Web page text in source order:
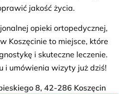
jakość życia.
opieki ortopedycznej,
Koszęcinie to miejsce, które
i skuteczne leczenie.
i umówienia wizyty już dziś!
8, 42-286 Koszęcin